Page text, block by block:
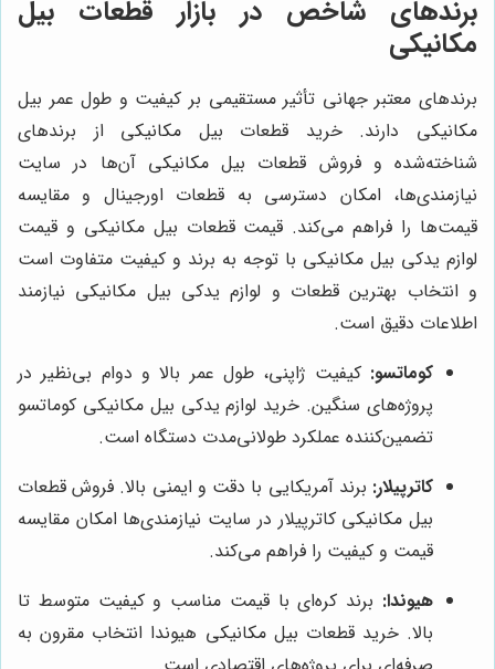
برندهای شاخص در بازار قطعات بیل
مکانیکی
برندهای معتبر جهانی تأثیر مستقیمی بر کیفیت و طول عمر بیل
مکانیکی دارند. خرید قطعات بیل مکانیکی از برندهای
شناخته‌شده و فروش قطعات بیل مکانیکی آن‌ها در سایت
نیازمندی‌ها، امکان دسترسی به قطعات اورجینال و مقایسه
قیمت‌ها را فراهم می‌کند. قیمت قطعات بیل مکانیکی و قیمت
لوازم یدکی بیل مکانیکی با توجه به برند و کیفیت متفاوت است
و انتخاب بهترین قطعات و لوازم یدکی بیل مکانیکی نیازمند
اطلاعات دقیق است.
کوماتسو: کیفیت ژاپنی، طول عمر بالا و دوام بی‌نظیر در
پروژه‌های سنگین. خرید لوازم یدکی بیل مکانیکی کوماتسو
تضمین‌کننده عملکرد طولانی‌مدت دستگاه است.
کاترپیلار: برند آمریکایی با دقت و ایمنی بالا. فروش قطعات
بیل مکانیکی کاترپیلار در سایت نیازمندی‌ها امکان مقایسه
قیمت و کیفیت را فراهم می‌کند.
هیوندا: برند کره‌ای با قیمت مناسب و کیفیت متوسط تا
بالا. خرید قطعات بیل مکانیکی هیوندا انتخاب مقرون به